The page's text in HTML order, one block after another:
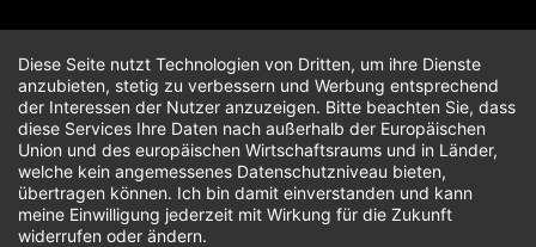
Diese Seite nutzt Technologien von Dritten, um ihre Dienste
anzubieten, stetig zu verbessern und Werbung entsprechend
der Interessen der Nutzer anzuzeigen. Bitte beachten Sie, dass
diese Services Ihre Daten nach außerhalb der Europäischen
Union und des europäischen Wirtschaftsraums und in Länder,
welche kein angemessenes Datenschutzniveau bieten,
übertragen können. Ich bin damit einverstanden und kann
meine Einwilligung jederzeit mit Wirkung für die Zukunft
widerrufen oder ändern.